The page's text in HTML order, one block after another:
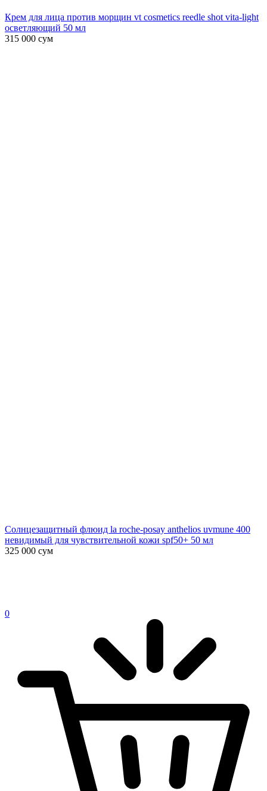
Крем для лица против морщин vt cosmetics reedle shot vita-light
осветляющий 50 мл
315 000 сум
Солнцезащитный флюид la roche-posay anthelios uvmune 400
невидимый для чувствительной кожи spf50+ 50 мл
325 000 сум
0